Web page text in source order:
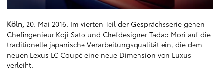
Köln, 20. Mai 2016. Im vierten Teil der Gesprächsserie gehen
Chefingenieur Koji Sato und Chefdesigner Tadao Mori auf die
traditionelle japanische Verarbeitungsqualität ein, die dem
neuen Lexus LC Coupé eine neue Dimension von Luxus
verleiht.